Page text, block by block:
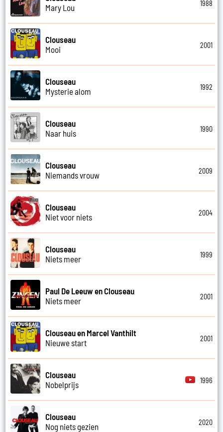
Mary Lou
1988
Clouseau
Mooi
2001
Clouseau
Mysterie alom
1992
Clouseau
Naar huis
1990
Clouseau
Niemands vrouw
2009
Clouseau
Niet voor niets
2004
Clouseau
Niets meer
1999
Paul De Leeuw en Clouseau
Niets meer
2001
Clouseau en Marcel Vanthilt
Nieuwe start
2001
Clouseau
Nobelprijs
1996
Clouseau
Nog niets gezien
2020